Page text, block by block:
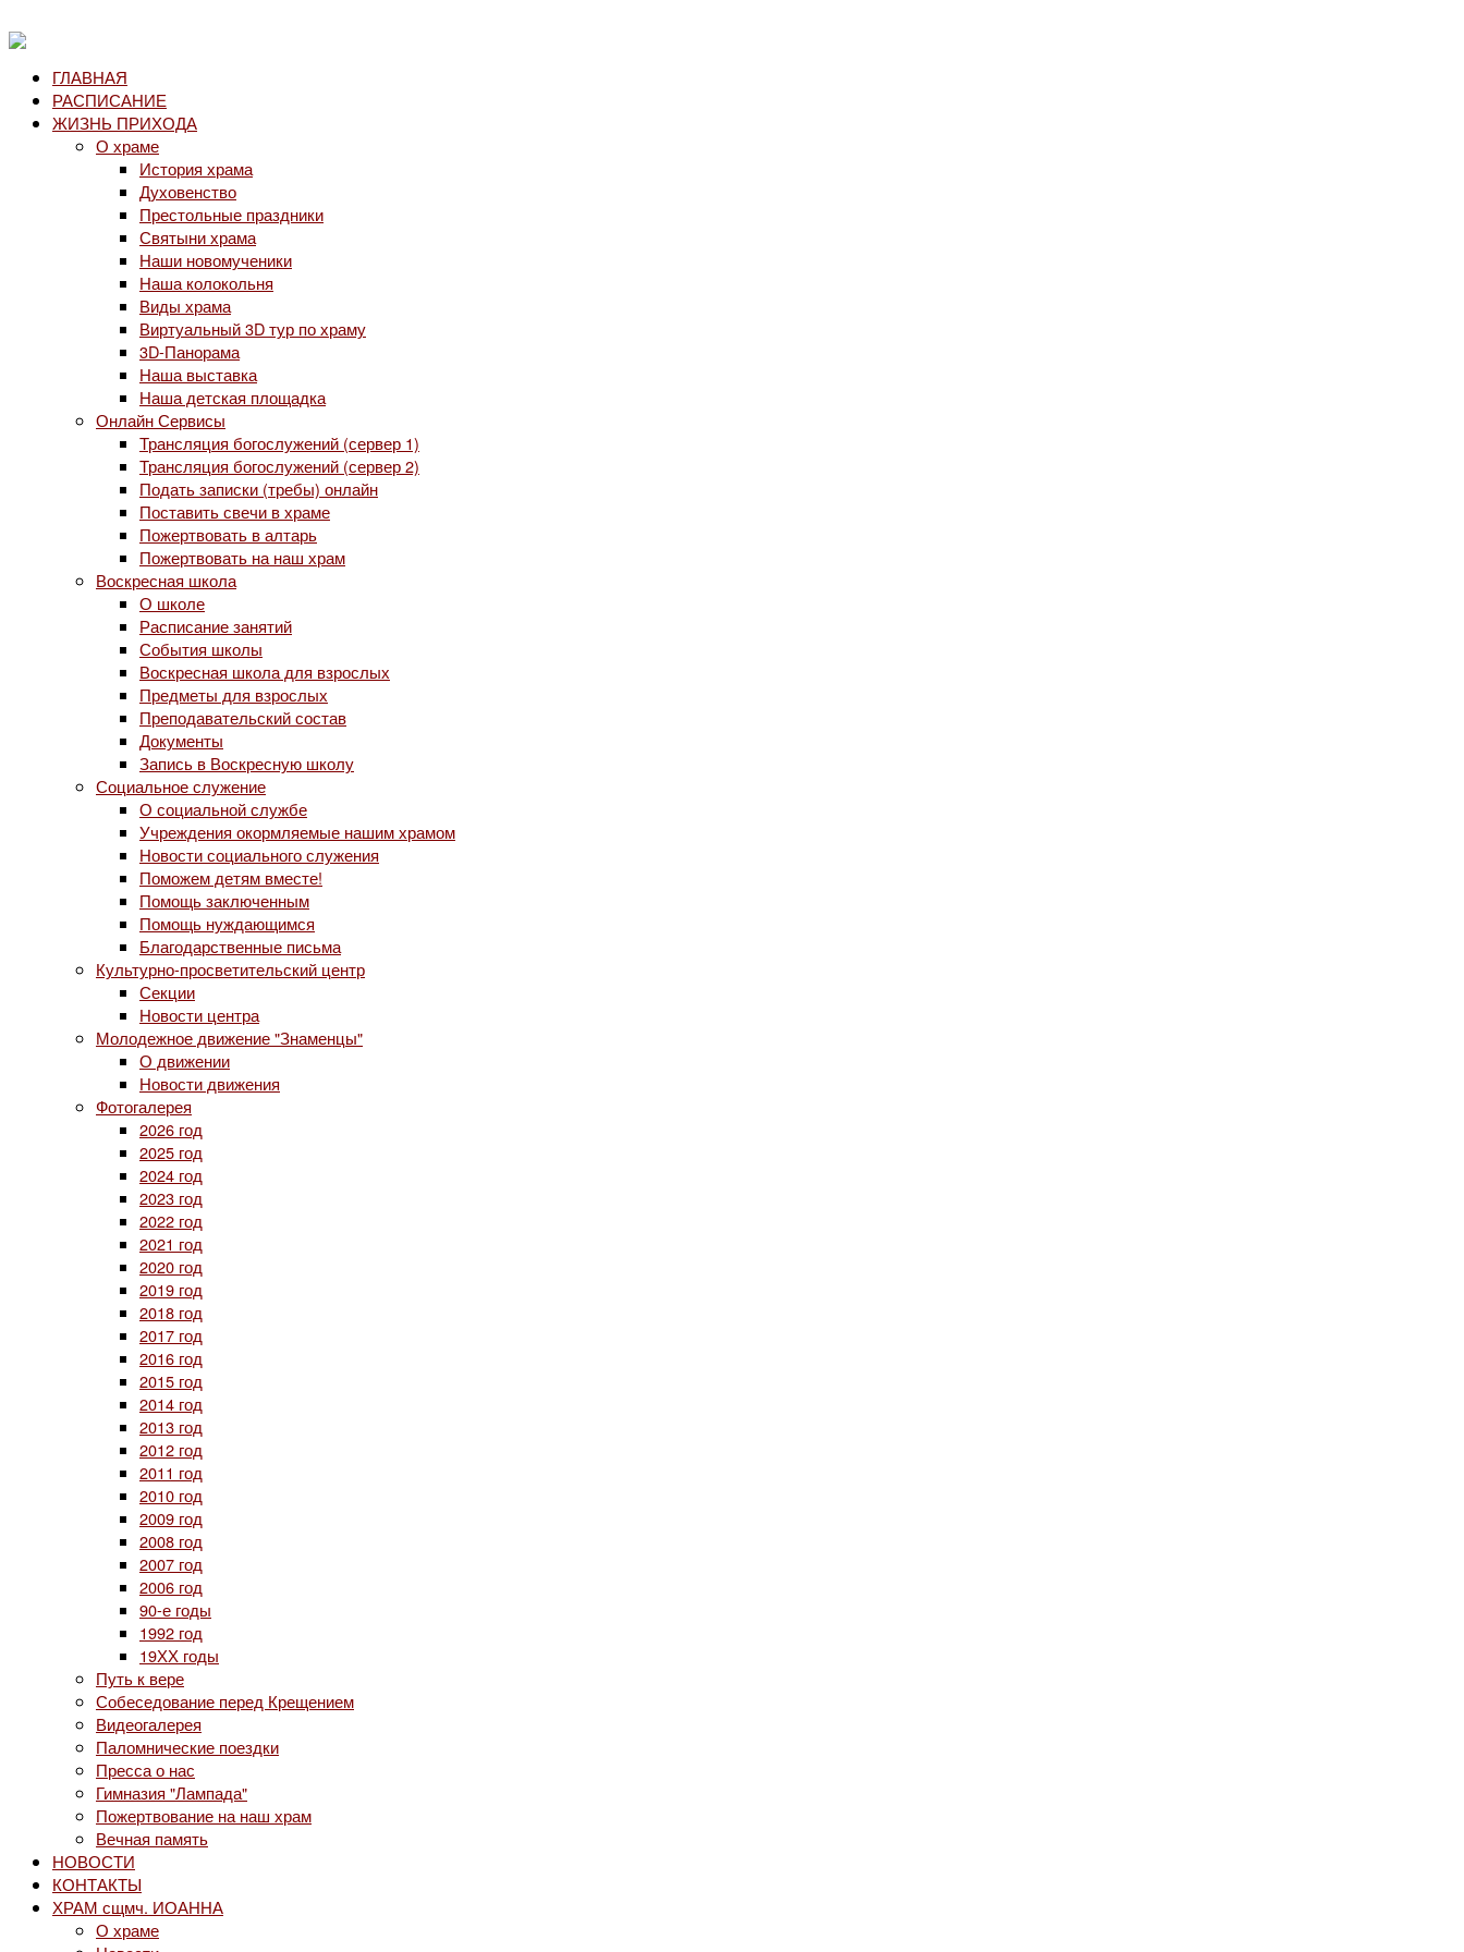
ГЛАВНАЯ
РАСПИСАНИЕ
ЖИЗНЬ ПРИХОДА
О храме
История храма
Духовенство
Престольные праздники
Святыни храма
Наши новомученики
Наша колокольня
Виды храма
Виртуальный 3D тур по храму
3D-Панорама
Наша выставка
Наша детская площадка
Онлайн Сервисы
Трансляция богослужений (сервер 1)
Трансляция богослужений (сервер 2)
Подать записки (требы) онлайн
Поставить свечи в храме
Пожертвовать в алтарь
Пожертвовать на наш храм
Воскресная школа
О школе
Расписание занятий
События школы
Воскресная школа для взрослых
Предметы для взрослых
Преподавательский состав
Документы
Запись в Воскресную школу
Социальное служение
О социальной службе
Учреждения окормляемые нашим храмом
Новости социального служения
Поможем детям вместе!
Помощь заключенным
Помощь нуждающимся
Благодарственные письма
Культурно-просветительский центр
Секции
Новости центра
Молодежное движение "Знаменцы"
О движении
Новости движения
Фотогалерея
2026 год
2025 год
2024 год
2023 год
2022 год
2021 год
2020 год
2019 год
2018 год
2017 год
2016 год
2015 год
2014 год
2013 год
2012 год
2011 год
2010 год
2009 год
2008 год
2007 год
2006 год
90-е годы
1992 год
19ХХ годы
Путь к вере
Собеседование перед Крещением
Видеогалерея
Паломнические поездки
Пресса о нас
Гимназия "Лампада"
Пожертвование на наш храм
Вечная память
НОВОСТИ
КОНТАКТЫ
ХРАМ сщмч. ИОАННА
О храме